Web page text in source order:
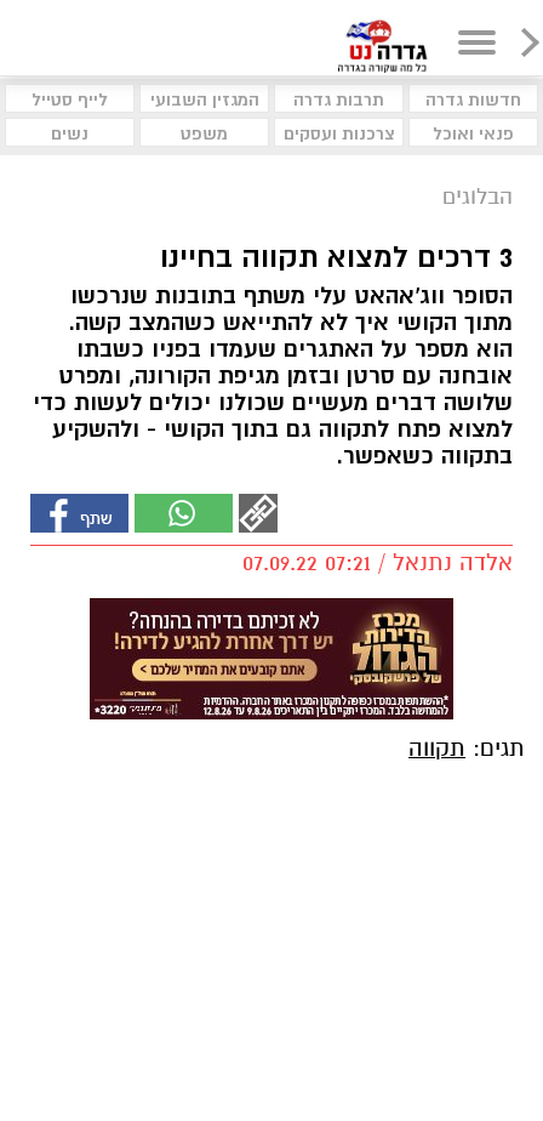
חדשות גדרה תרבות גדרה המגזין השבועי
לייף סטייל
פנאי ואוכל
צרכנות ועסקים משפט נשים
הבלוגים
3 דרכים למצוא תקווה בחיינו
הסופר ווג'אהאט עלי משתף בתובנות שנרכשו
מתוך הקושי איך לא להתייאש כשהמצב קשה.
הוא מספר על האתגרים שעמדו בפניו כשבתו
אובחנה עם סרטן ובזמן מגיפת הקורונה, ומפרט
שלושה דברים מעשיים שכולנו יכולים לעשות כדי
למצוא פתח לתקווה גם בתוך הקושי - ולהשקיע
בתקווה כשאפשר.
אלדה נתנאל / 07:21 07.09.22
תגים: תקווה